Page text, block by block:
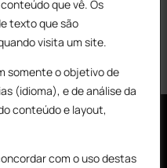
que vê. Os
texto que são
visita um site.
somente o objetivo de
(idioma), e de análise da
conteúdo e layout,
com o uso destas
PESQUISAR